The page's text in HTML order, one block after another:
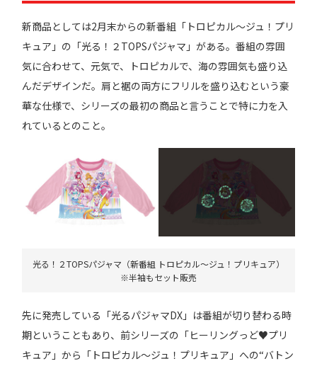
新商品としては2月末からの新番組「トロピカル～ジュ！プリ
キュア」の「光る！２TOPSパジャマ」がある。番組の雰囲
気に合わせて、元気で、トロピカルで、海の雰囲気も盛り込
んだデザインだ。肩と裾の両方にフリルを盛り込むという豪
華な仕様で、シリーズの最初の商品と言うことで特に力を入
れているとのこと。
光る！２TOPSパジャマ（新番組 トロピカル～ジュ！プリキュア）
※半袖もセット販売
先に発売している「光るパジャマDX」は番組が切り替わる時
期ということもあり、前シリーズの「ヒーリングっど♥プリ
キュア」から「トロピカル～ジュ！プリキュア」への“バトン